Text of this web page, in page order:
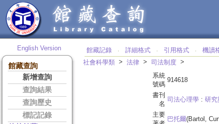
English Version
館藏查詢
新增查詢
查詢結果
查詢歷史
標記記錄
館藏記錄 ‧ 詳細格式 ‧ 引用格式 ‧
機讀
社會科學類 > 法律 > 司法制度 >
系統
號碼
914618
書刊
名
司法心理學 : 研究
主要
巴托爾(Bartol,